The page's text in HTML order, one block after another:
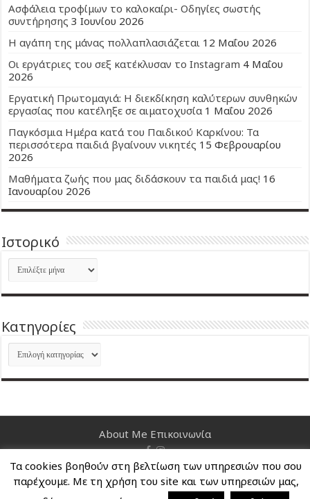
Ασφάλεια τροφίμων το καλοκαίρι- Οδηγίες σωστής
συντήρησης 3 Ιουνίου 2026
Η αγάπη της μάνας πολλαπλασιάζεται 12 Μαΐου 2026
Οι εργάτριες του σεξ κατέκλυσαν το Instagram 4 Μαΐου
2026
Εργατική Πρωτομαγιά: Η διεκδίκηση καλύτερων συνθηκών
εργασίας που κατέληξε σε αιματοχυσία 1 Μαΐου 2026
Παγκόσμια Ημέρα κατά του Παιδικού Καρκίνου: Τα
περισσότερα παιδιά βγαίνουν νικητές 15 Φεβρουαρίου
2026
Μαθήματα ζωής που μας διδάσκουν τα παιδιά μας! 16
Ιανουαρίου 2026
Ιστορικό
Ιστορικό
Kατηγορίες
Kατηγορίες
About Me Επικοινωνία
Nancy's Blog © Copyright 2026, All Rights Reserved
Τα cookies βοηθούν στη βελτίωση των υπηρεσιών που σου
παρέχουμε. Με τη χρήση του site και των υπηρεσιών μας,